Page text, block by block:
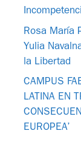
Rosa María
Yulia
la Libertad
CAMPUS
LATINA EN
EUROPEA’